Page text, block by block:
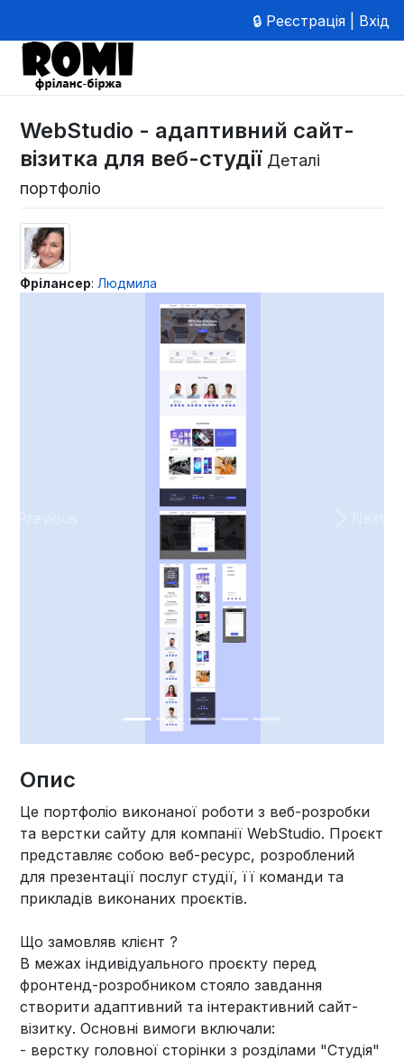
🔒 Реєстрація | Вхід
WebStudio - адаптивний сайт-
візитка для веб-студії Деталі
портфоліо
Фрілансер: Людмила
Опис
Це портфоліо виконаної роботи з веб-розробки
та верстки сайту для компанії WebStudio. Проєкт
представляє собою веб-ресурс, розроблений
для презентації послуг студії, її команди та
прикладів виконаних проєктів.
Що замовляв клієнт ?
В межах індивідуального проєкту перед
фронтенд-розробником стояло завдання
створити адаптивний та інтерактивний сайт-
візитку. Основні вимоги включали:
- верстку головної сторінки з розділами "Студія"